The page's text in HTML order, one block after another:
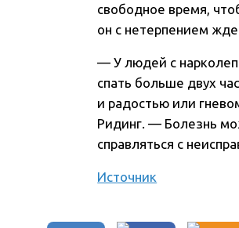
свободное время,
он с нетерпением
— У людей с
спать больше двух
и радостью или
Ридинг. — Болезнь
справляться с
Источник